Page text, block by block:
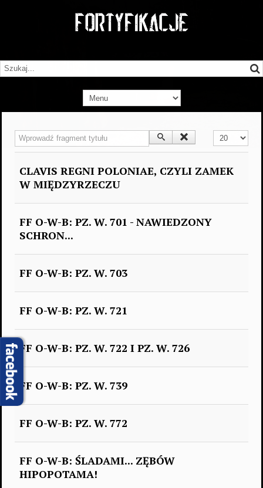
Wprowadź fragment tytułu Pokaż #
CLAVIS REGNI POLONIAE, CZYLI ZAMEK
W MIĘDZYRZECZU
FF O-W-B: PZ. W. 701 - NAWIEDZONY
SCHRON...
FF O-W-B: PZ. W. 703
FF O-W-B: PZ. W. 721
FF O-W-B: PZ. W. 722 I PZ. W. 726
FF O-W-B: PZ. W. 739
FF O-W-B: PZ. W. 772
FF O-W-B: ŚLADAMI... ZĘBÓW
HIPOPOTAMA!